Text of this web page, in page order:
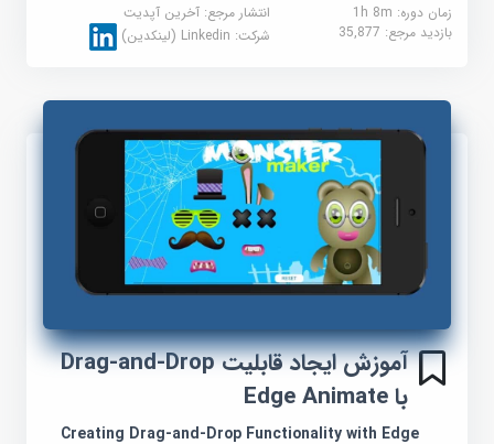
زمان دوره: 1h 8m
انتشار مرجع:آخرین آپدیت
بازدید مرجع:35,877 شرکت:Linkedin (لینکدین)
آموزش ایجاد قابلیت Drag-and-Drop
با Edge Animate
Creating Drag-and-Drop Functionality with Edge